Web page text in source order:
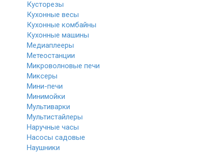
Кусторезы
Кухонные весы
Кухонные комбайны
Кухонные машины
Медиаплееры
Метеостанции
Микроволновые печи
Миксеры
Мини-печи
Минимойки
Мультиварки
Мультистайлеры
Наручные часы
Насосы садовые
Наушники